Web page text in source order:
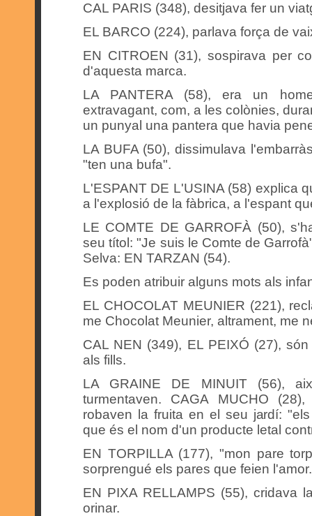
CAL PARIS (348), desitjava fer un
EL BARCO (224), parlava força de
EN CITROEN (31), sospirava per
d'aquesta marca.
LA PANTERA (58), era un
extravagant, com, a les colònies,
un punyal una pantera que havia
LA BUFA (50), dissimulava
"ten una bufa".
L'ESPANT DE L'USINA (58) explica
a l'explosió de la fàbrica, a l'espant
LE COMTE DE GARROFÀ (50),
seu títol: "Je suis le Comte de
Selva: EN TARZAN (54).
Es poden atribuir alguns mots als
EL CHOCOLAT MEUNIER (221),
me Chocolat Meunier, altrament, me
CAL NEN (349), EL PEIXÓ (27),
als fills.
LA GRAINE DE MINUIT (56),
turmentaven. CAGA MUCHO
robaven la fruita en el seu jardí:
que és el nom d'un producte letal
EN TORPILLA (177), "mon pare
sorprengué els pares que feien l'amor.
EN PIXA RELLAMPS (55), cridava
orinar.